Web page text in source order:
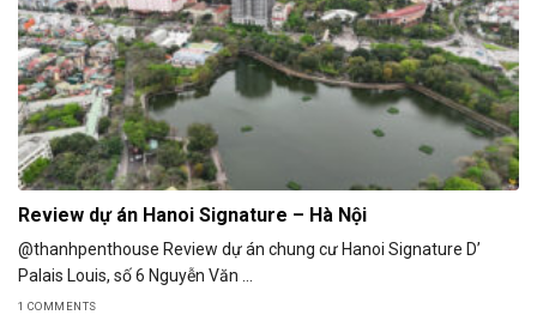
Review dự án Hanoi Signature – Hà Nội
@thanhpenthouse Review dự án chung cư Hanoi Signature D’
Palais Louis, số 6 Nguyễn Văn ...
1 COMMENTS